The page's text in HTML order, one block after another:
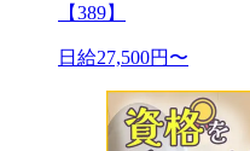
【389】
日給27,500円〜